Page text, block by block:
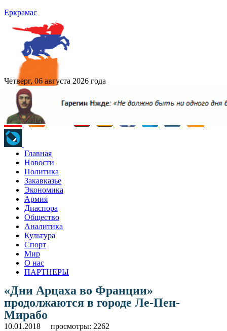
Еркрамас
Четверг, 06 августа 2026 года
Главная
Новости
Политика
Закавказье
Экономика
Армия
Диаспора
Общество
Аналитика
Культура
Спорт
Мир
О нас
ПАРТНЕРЫ
«Дни Арцаха во Франции»
продолжаются в городе Ле-Пен-
Мирабо
10.01.2018 просмотры: 2262